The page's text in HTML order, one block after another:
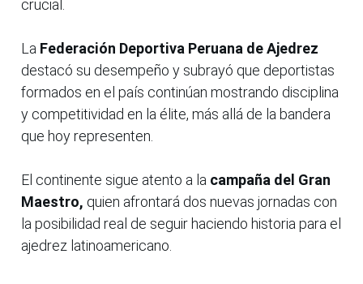
crucial.
La Federación Deportiva Peruana de Ajedrez
destacó su desempeño y subrayó que deportistas
formados en el país continúan mostrando disciplina
y competitividad en la élite, más allá de la bandera
que hoy representen.
El continente sigue atento a la campaña del Gran
Maestro, quien afrontará dos nuevas jornadas con
la posibilidad real de seguir haciendo historia para el
ajedrez latinoamericano.